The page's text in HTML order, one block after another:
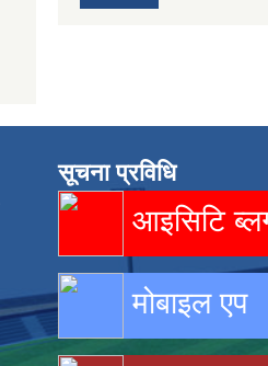
सूचना प्रविधि
आइसिटि
मोबाइल एप